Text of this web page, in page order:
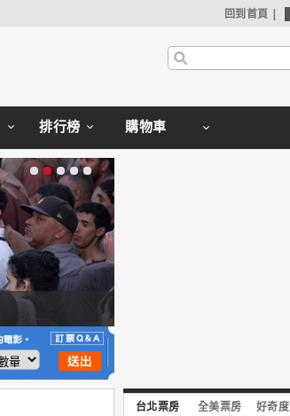
回到首頁 |
排行榜 購物車
台北票房 全美票房 好奇度